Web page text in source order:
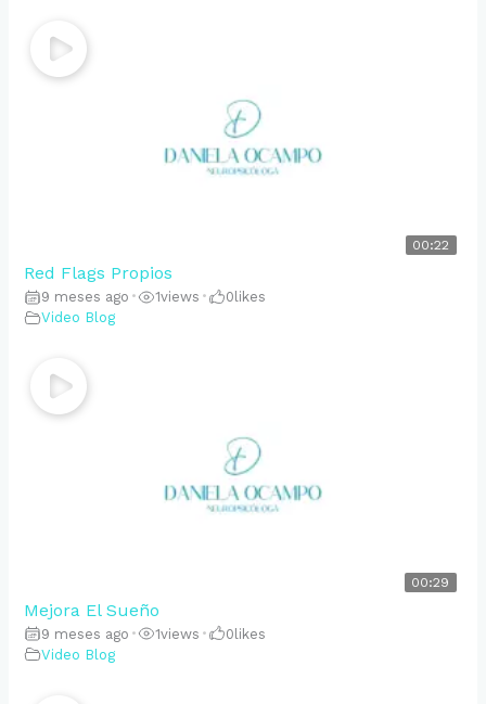
00:22
Red Flags Propios
9 meses ago • 1views • 0likes
Video Blog
00:29
Mejora El Sueño
9 meses ago • 1views • 0 likes
Video Blog